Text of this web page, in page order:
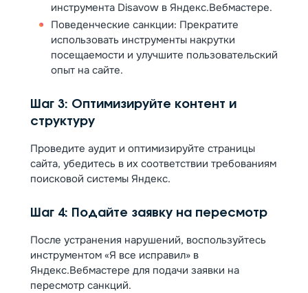
инструмента Disavow в Яндекс.Вебмастере.
Поведенческие санкции: Прекратите
использовать инструменты накрутки
посещаемости и улучшите пользовательский
опыт на сайте.
Шаг 3: Оптимизируйте контент и
структуру
Проведите аудит и оптимизируйте страницы
сайта, убедитесь в их соответствии требованиям
поисковой системы Яндекс.
Шаг 4: Подайте заявку на пересмотр
После устранения нарушений, воспользуйтесь
инструментом «Я все исправил» в
Яндекс.Вебмастере для подачи заявки на
пересмотр санкций.